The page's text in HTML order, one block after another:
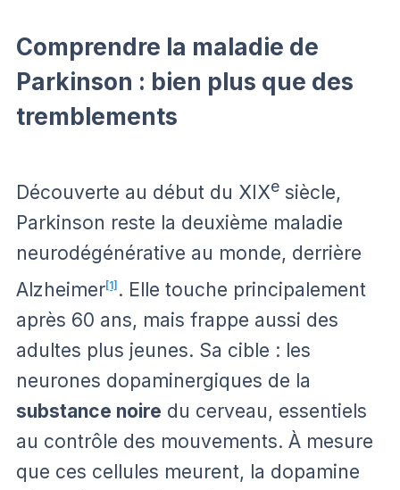
Comprendre la maladie de
Parkinson : bien plus que des
tremblements
Découverte au début du XIXe siècle,
Parkinson reste la deuxième maladie
neurodégénérative au monde, derrière
Alzheimer[1] . Elle touche principalement
après 60 ans, mais frappe aussi des
adultes plus jeunes. Sa cible : les
neurones dopaminergiques de la
substance noire du cerveau, essentiels
au contrôle des mouvements. À mesure
que ces cellules meurent, la dopamine